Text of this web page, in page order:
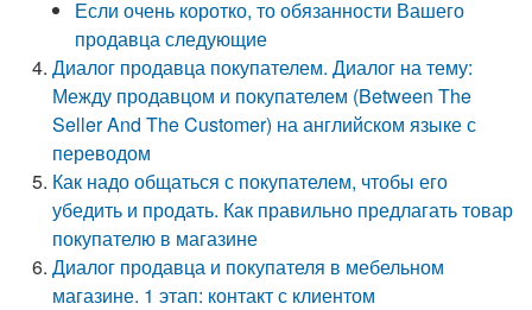
Если очень коротко, то обязанности Вашего
продавца следующие
Диалог продавца покупателем. Диалог на тему:
Между продавцом и покупателем (Between The
Seller And The Customer) на английском языке с
переводом
Как надо общаться с покупателем, чтобы его
убедить и продать. Как правильно предлагать товар
покупателю в магазине
Диалог продавца и покупателя в мебельном
магазине. 1 этап: контакт с клиентом